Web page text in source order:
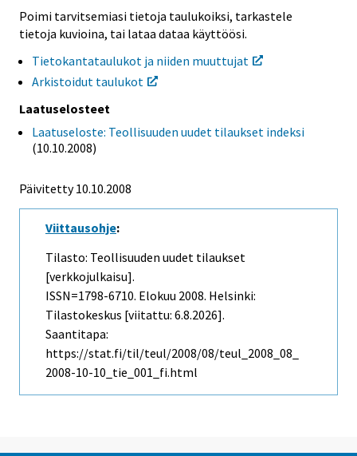
Poimi tarvitsemiasi tietoja taulukoiksi, tarkastele
tietoja kuvioina, tai lataa dataa käyttöösi.
Tietokantataulukot ja niiden muuttujat
Arkistoidut taulukot
Laatuselosteet
Laatuseloste: Teollisuuden uudet tilaukset indeksi
(10.10.2008)
Päivitetty 10.10.2008
Viittausohje:
Tilasto: Teollisuuden uudet tilaukset
[verkkojulkaisu].
ISSN=1798-6710. Elokuu 2008. Helsinki:
Tilastokeskus [viitattu: 6.8.2026].
Saantitapa:
https://stat.fi/til/teul/2008/08/teul_2008_08_
2008-10-10_tie_001_fi.html